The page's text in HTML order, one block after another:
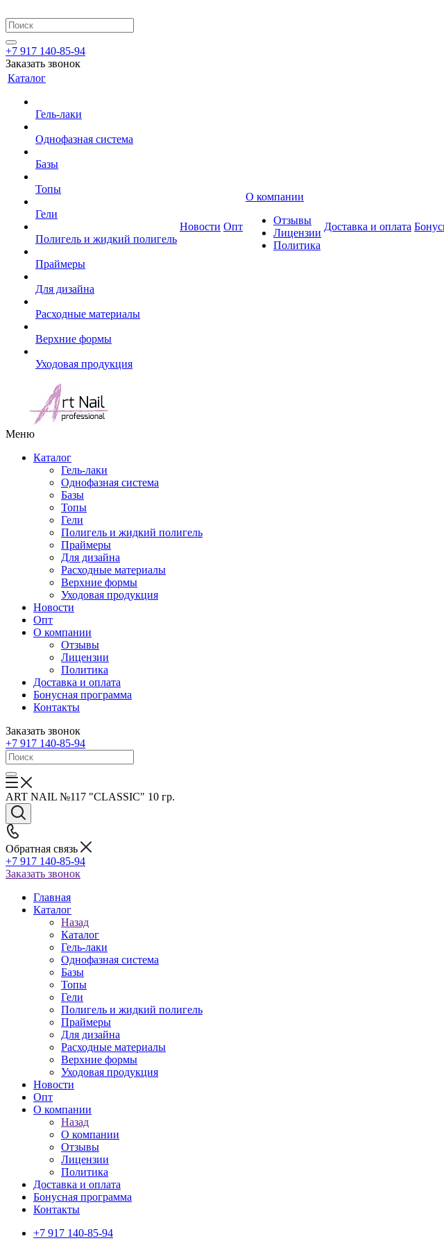
+7 917 140-85-94
Заказать звонок
Каталог
Гель-лаки
Однофазная система
Базы
Топы
Гели
Полигель и жидкий полигель
Праймеры
Для дизайна
Расходные материалы
Верхние формы
Уходовая продукция
Новости Опт
О компании
Отзывы
Лицензии
Политика
Доставка и оплата
Меню
Каталог
Гель-лаки
Однофазная система
Базы
Топы
Гели
Полигель и жидкий полигель
Праймеры
Для дизайна
Расходные материалы
Верхние формы
Уходовая продукция
Новости
Опт
О компании
Отзывы
Лицензии
Политика
Доставка и оплата
Бонусная программа
Контакты
Заказать звонок
+7 917 140-85-94
ART NAIL №117 "CLASSIC" 10 гр.
Обратная связь
+7 917 140-85-94
Заказать звонок
Главная
Каталог
Назад
Каталог
Гель-лаки
Однофазная система
Базы
Топы
Гели
Полигель и жидкий полигель
Праймеры
Для дизайна
Расходные материалы
Верхние формы
Уходовая продукция
Новости
Опт
О компании
Назад
О компании
Отзывы
Лицензии
Политика
Доставка и оплата
Бонусная программа
Контакты
+7 917 140-85-94